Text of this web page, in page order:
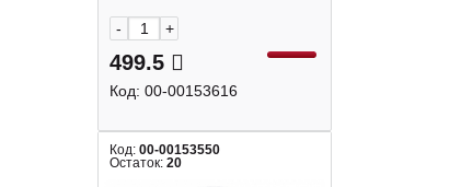
- +
499.5
Код: 00-00153616
Код: 00-00153550
Остаток: 20